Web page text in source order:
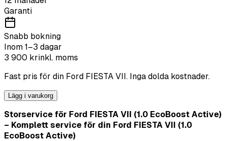
Garanti
Snabb bokning
Inom 1–3 dagar
3 900 krinkl. moms
Fast pris för din Ford FIESTA VII. Inga dolda kostnader.
Lägg i varukorg
Storservice för Ford FIESTA VII (1.0 EcoBoost Active)
– Komplett service för din Ford FIESTA VII (1.0
EcoBoost Active)